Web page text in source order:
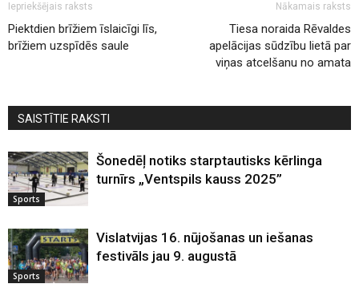
Iepriekšējais raksts
Piektdien brīžiem īslaicīgi līs,
brīžiem uzspīdēs saule
Nākamais raksts
Tiesa noraida Rēvaldes
apelācijas sūdzību lietā par
viņas atcelšanu no amata
SAISTĪTIE RAKSTI
Sports
Šonedēļ notiks starptautisks kērlinga
turnīrs „Ventspils kauss 2025”
Sports
Vislatvijas 16. nūjošanas un iešanas
festivāls jau 9. augustā